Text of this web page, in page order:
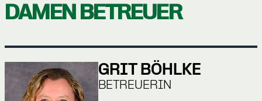
DAMEN BETREUER
GRIT BÖHLKE
BETREUERIN